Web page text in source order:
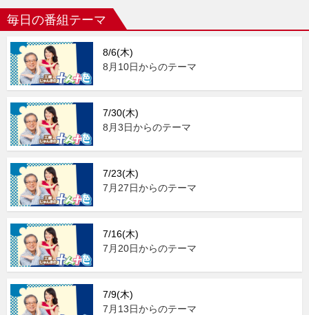
毎日の番組テーマ
8/6(木)
8月10日からのテーマ
7/30(木)
8月3日からのテーマ
7/23(木)
7月27日からのテーマ
7/16(木)
7月20日からのテーマ
7/9(木)
7月13日からのテーマ